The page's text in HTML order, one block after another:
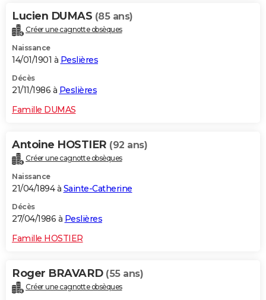
Lucien DUMAS (85 ans)
Créer une cagnotte obsèques
Naissance
14/01/1901 à Peslières
Décès
21/11/1986 à Peslières
Famille DUMAS
Antoine HOSTIER (92 ans)
Créer une cagnotte obsèques
Naissance
21/04/1894 à Sainte-Catherine
Décès
27/04/1986 à Peslières
Famille HOSTIER
Roger BRAVARD (55 ans)
Créer une cagnotte obsèques